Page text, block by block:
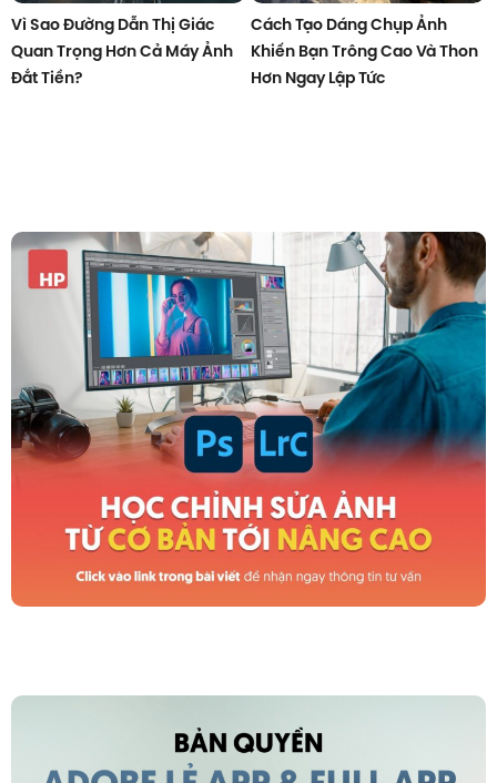
Vì Sao Đường Dẫn Thị Giác
Quan Trọng Hơn Cả Máy Ảnh
Đắt Tiền?
Cách Tạo Dáng Chụp Ảnh
Khiến Bạn Trông Cao Và Thon
Hơn Ngay Lập Tức